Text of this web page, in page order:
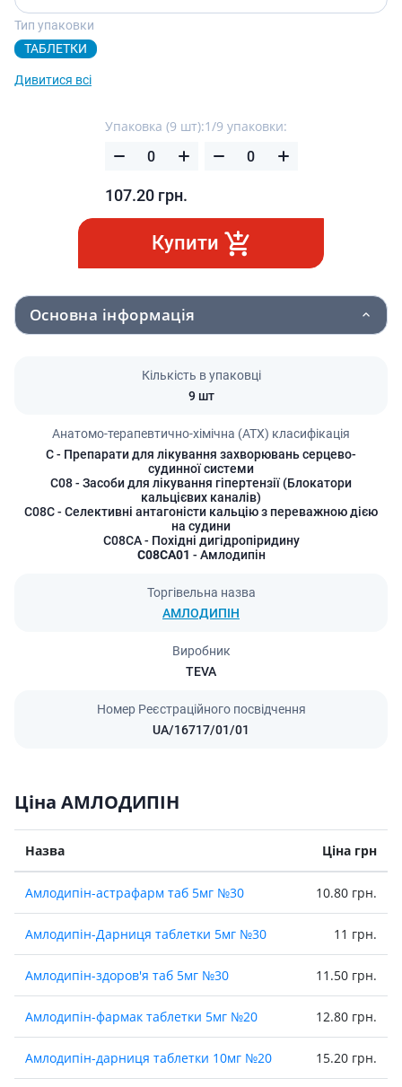
Тип упаковки
ТАБЛЕТКИ
Дивитися всі
Упаковка (9 шт):
107.20 грн.
1/9 упаковки:
Купити
Основна інформація
Кількість в упаковці
9 шт
Анатомо-терапевтично-хімічна (АТХ) класифікація
C- Препарати для лікування захворювань серцево-
судинної системи
C08- Засоби для лікування гіпертензії (Блокатори
кальцієвих каналів)
C08C- Селективні антагоністи кальцію з переважною дією
на судини
C08CA- Похідні дигідропіридину
C08CA01 - Амлодипін
Торгівельна назва
АМЛОДИПІН
Виробник
TEVA
Номер Реєстраційного посвідчення
UA/16717/01/01
Ціна АМЛОДИПІН
Назва Ціна грн
Амлодипiн-астрафарм таб 5мг №30 10.80 грн.
Амлодипін-Дарниця таблетки 5мг №30 11 грн.
Амлодипiн-здоров'я таб 5мг №30 11.50 грн.
Амлодипiн-фармак таблетки 5мг №20 12.80 грн.
Амлодипiн-дарниця таблетки 10мг №20 15.20 грн.